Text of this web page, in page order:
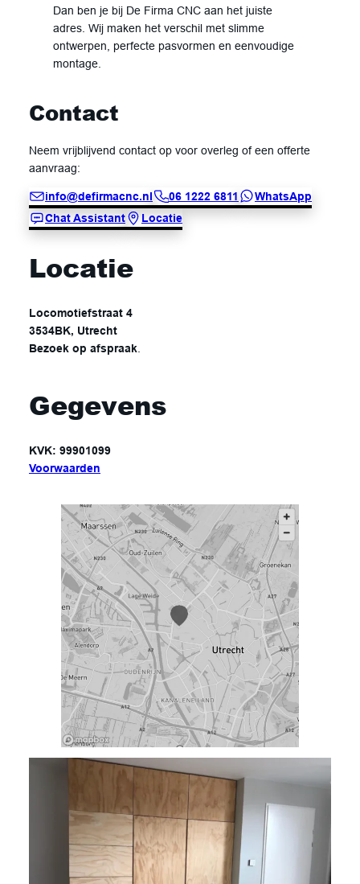
Dan ben je bij De Firma CNC aan het juiste
adres. Wij maken het verschil met slimme
ontwerpen, perfecte pasvormen en eenvoudige
montage.
Contact
Neem vrijblijvend contact op voor overleg of een offerte
aanvraag:
info@defirmacnc.nl 06 1222 6811
WhatsApp
Chat Assistant
Locatie
Locatie
Locomotiefstraat 4
3534BK, Utrecht
Bezoek op afspraak
Gegevens
KVK: 99901099
Voorwaarden